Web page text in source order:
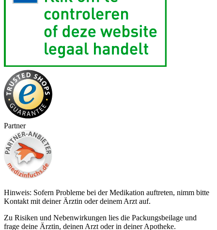
Partner
Hinweis: Sofern Probleme bei der Medikation auftreten, nimm bitte
Kontakt mit deiner Ärztin oder deinem Arzt auf.
Zu Risiken und Nebenwirkungen lies die Packungsbeilage und
frage deine Ärztin, deinen Arzt oder in deiner Apotheke.